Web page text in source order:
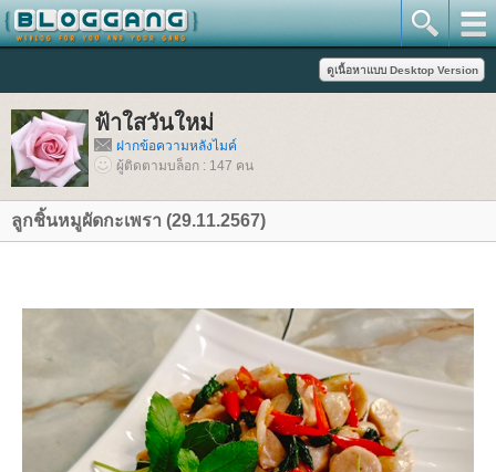
ฟ้าใสวันใหม่
ฝากข้อความหลังไมค์
ผู้ติดตามบล็อก : 147 คน
ลูกชิ้นหมูผัดกะเพรา (29.11.2567)